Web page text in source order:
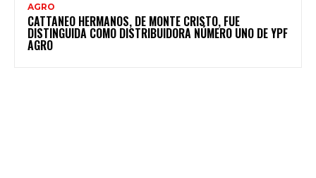
AGRO
CATTANEO HERMANOS, DE MONTE CRISTO, FUE
DISTINGUIDA COMO DISTRIBUIDORA NÚMERO UNO DE YPF
AGRO